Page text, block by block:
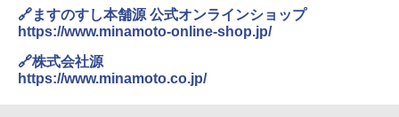
￥5,999
広げるだけ パッとサッとテント ブラックコ
ーティング フルクローズ メッシュ 3-4人用
ポインターライト 強力 小型 緑色/赤色/青紫色
USB充電式 高精度 超長距離照射 長時間使用
可能 安全ロック付き 高安全性 金属製耐久 コ
ア/オフィス/教育現場/展示会用 緑
🔗ますのすし本舗源 公式オンラインショップ
https://www.minamoto-online-shop.jp/
🔗株式会社源
https://www.minamoto.co.jp/